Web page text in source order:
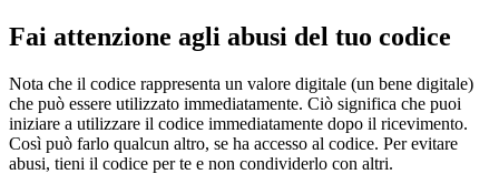
Fai attenzione agli abusi del tuo codice
Nota che il codice rappresenta un valore digitale (un bene digitale)
che può essere utilizzato immediatamente. Ciò significa che puoi
iniziare a utilizzare il codice immediatamente dopo il ricevimento.
Così può farlo qualcun altro, se ha accesso al codice. Per evitare
abusi, tieni il codice per te e non condividerlo con altri.